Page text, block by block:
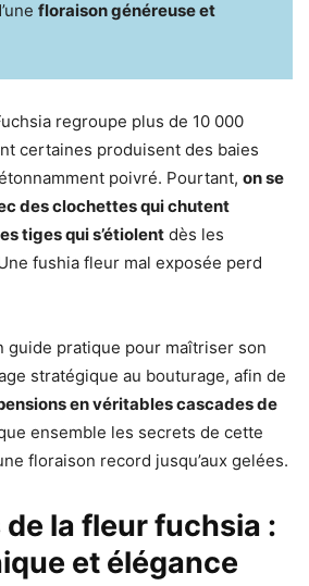
floraison généreuse et
regroupe plus de 10 000
certaines produisent des baies
poivré. Pourtant, on se
des clochettes qui chutent
tiges qui s’étiolent dès les
fushia fleur mal exposée perd
guide pratique pour maîtriser son
stratégique au bouturage, afin de
en véritables cascades de
ensemble les secrets de cette
floraison record jusqu’aux gelées.
la fleur fuchsia :
et élégance